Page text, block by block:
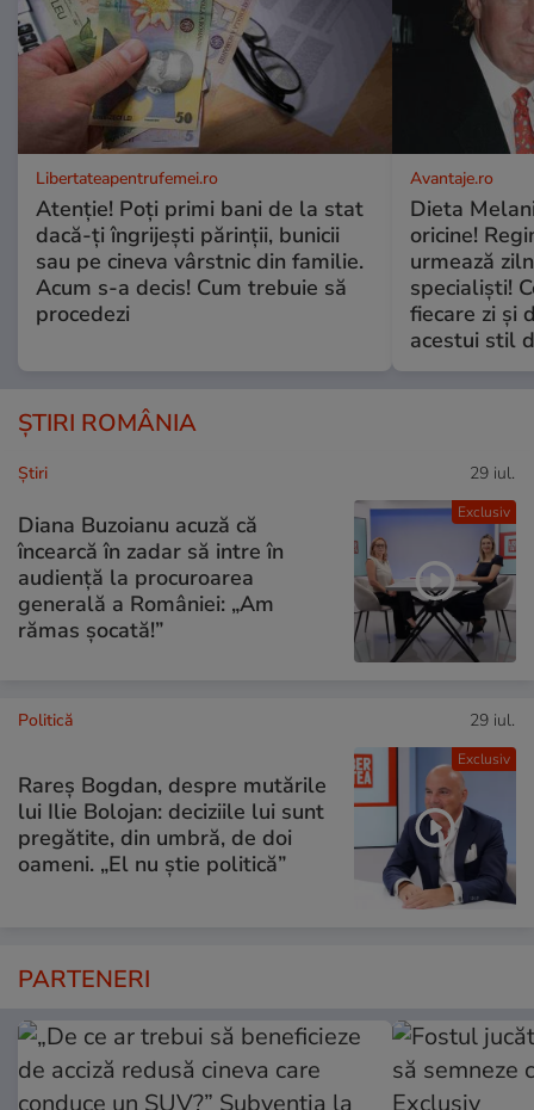
Libertateapentrufemei.ro
Atenție! Poți primi bani de la stat
dacă-ți îngrijești părinții, bunicii
sau pe cineva vârstnic din familie.
Acum s-a decis! Cum trebuie să
procedezi
Avantaje.ro
Dieta
oricine!
urmează
specialiști!
fiecare zi și
acestui stil
ȘTIRI ROMÂNIA
Exclusiv
Ştiri 29 iul.
Diana Buzoianu acuză că
încearcă în zadar să intre în
audiență la procuroarea
generală a României: „Am
rămas șocată!”
Exclusiv
Politică 29 iul.
Rareș Bogdan, despre mutările
lui Ilie Bolojan: deciziile lui sunt
pregătite, din umbră, de doi
oameni. „El nu știe politică”
PARTENERI